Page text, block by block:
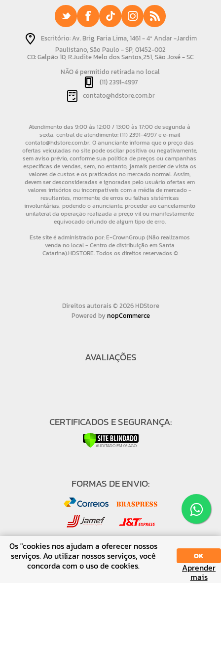
Escritório: Av. Brig. Faria Lima, 1461 - 4º Andar -Jardim
Paulistano, São Paulo - SP, 01452-002
CD: Galpão 10, R.Judite Melo dos Santos,251, São José - SC
NÃO é permitido retirada no local
(11) 2391-4997
contato@hdstore.com.br
Direitos autorais © 2026 HDStore
Powered bynopCommerce
AVALIAÇÕES
CERTIFICADOS E SEGURANÇA:
FORMAS DE ENVIO:
FORMAS DE PAGAMENTO:
SORT DISPLAY
Os "cookies nos ajudam a oferecer nossos
serviços. Ao utilizar nossos serviços, você
concorda com o uso de cookies.
OK
Aprender
mais